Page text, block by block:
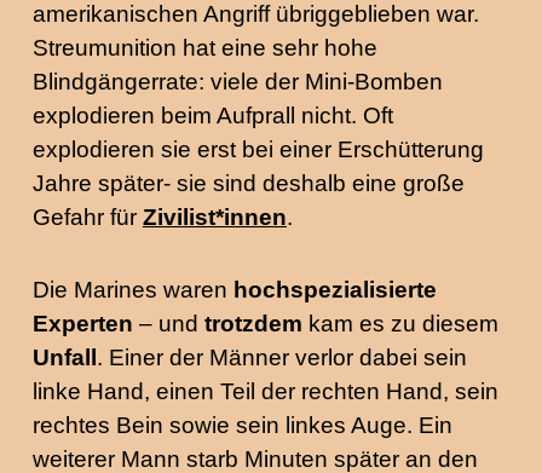
amerikanischen Angriff übriggeblieben war.
Streumunition hat eine sehr hohe
Blindgängerrate: viele der Mini-Bomben
explodieren beim Aufprall nicht. Oft
explodieren sie erst bei einer Erschütterung
Jahre später- sie sind deshalb eine große
Gefahr für Zivilist*innen.
Die Marines waren hochspezialisierte
Experten – und trotzdem kam es zu diesem
Unfall . Einer der Männer verlor dabei sein
linke Hand, einen Teil der rechten Hand, sein
rechtes Bein sowie sein linkes Auge. Ein
weiterer Mann starb Minuten später an den